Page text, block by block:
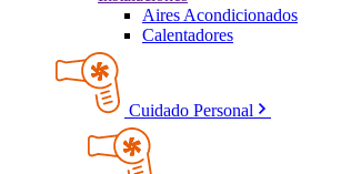
Aires Acondicionados
Calentadores
Cuidado Personal